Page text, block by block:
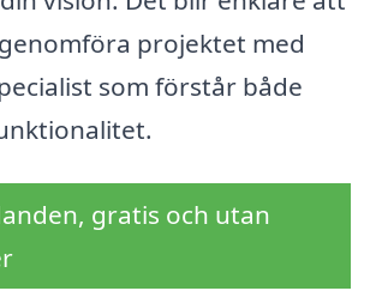
projektet med
som förstår både
gratis och utan